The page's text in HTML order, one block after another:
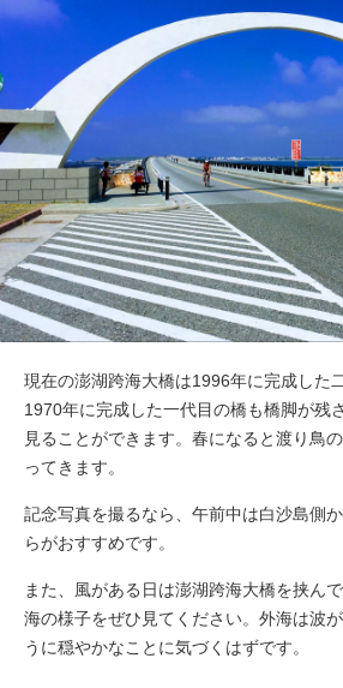
現在の澎湖跨海大橋は1996年に完成した
1970年に完成した一代目の橋も橋脚が残
見ることができます。春になると渡り鳥
ってきます。
記念写真を撮るなら、午前中は白沙島側
らがおすすめです。
また、風がある日は澎湖跨海大橋を挟ん
海の様子をぜひ見てください。外海は波
うに穏やかなことに気づくはずです。